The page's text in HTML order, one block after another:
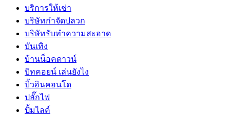
บริการให้เช่า
บริษัทกำจัดปลวก
บริษัทรับทำความสะอาด
บันเทิง
บ้านน็อคดาวน์
บิทคอยน์ เล่นยังไง
บิ้วอินคอนโด
ปลั๊กไฟ
ปั้มไลค์